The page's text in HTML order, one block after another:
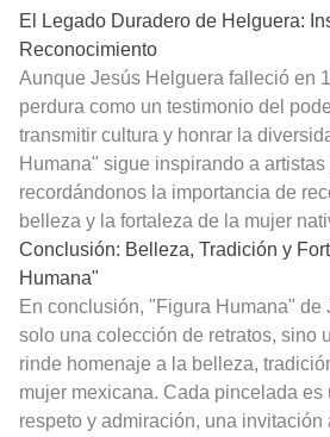
El Legado Duradero de Helguera:
Reconocimiento
Aunque Jesús Helguera falleció en
perdura como un testimonio del
transmitir cultura y honrar la
Humana" sigue inspirando a
recordándonos la importancia de
belleza y la fortaleza de la mujer
Conclusión: Belleza, Tradición y
Humana"
En conclusión, "Figura Humana" de
solo una colección de retratos, sino
rinde homenaje a la belleza,
mujer mexicana. Cada pincelada es
respeto y admiración, una invitación